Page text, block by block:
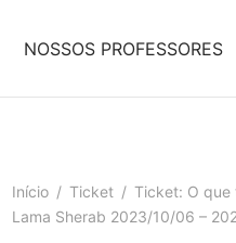
NOSSOS PROFESSORES
Início / Ticket / Ticket: O que
Lama Sherab 2023/10/06 –